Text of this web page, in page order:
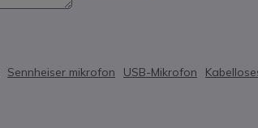
Sennheiser mikrofon USB-Mikrofon